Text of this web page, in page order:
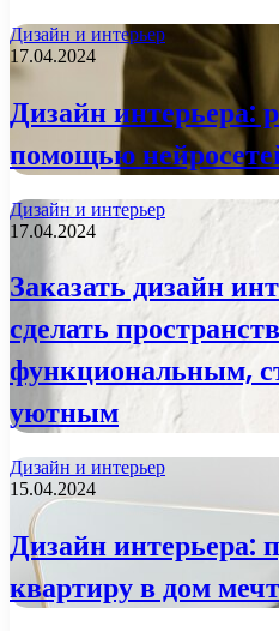
Дизайн и интерьер
17.04.2024
Дизайн интерьера:
помощью
Дизайн и интерьер
17.04.2024
Заказать дизайн
сделать
функциональным,
уютным
Дизайн и интерьер
15.04.2024
Дизайн интерьера:
квартиру в дом